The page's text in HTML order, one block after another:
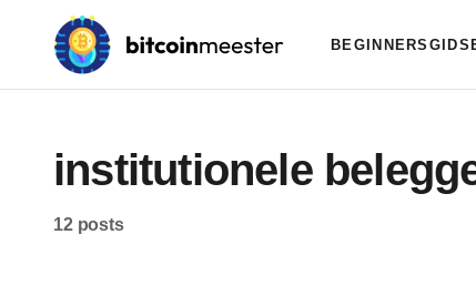
institutionele
12 posts